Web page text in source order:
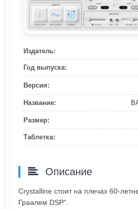
Издатель:
Год выпуска:
Версия:
Название:
Размер:
Таблетка:
Описание
Crystalline стоит на плечах 60-
Граалем DSP".